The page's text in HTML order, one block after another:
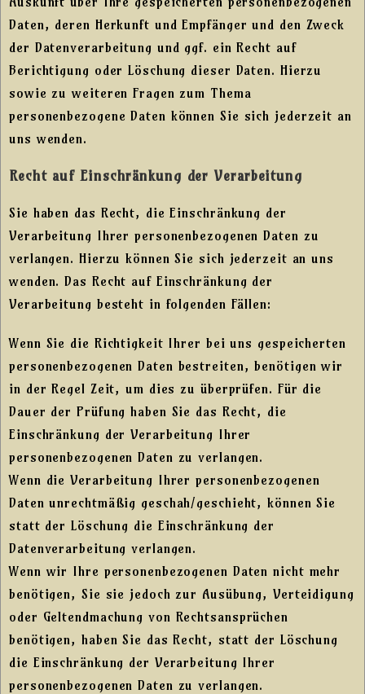
Daten, deren Herkunft und Empfänger und den Zweck
der Datenverarbeitung und ggf. ein Recht auf
Berichtigung oder Löschung dieser Daten. Hierzu
sowie zu weiteren Fragen zum Thema
personenbezogene Daten können Sie sich jederzeit an
uns wenden.
Recht auf Einschränkung der Verarbeitung
Sie haben das Recht, die Einschränkung der
Verarbeitung Ihrer personenbezogenen Daten zu
verlangen. Hierzu können Sie sich jederzeit an uns
wenden. Das Recht auf Einschränkung der
Verarbeitung besteht in folgenden Fällen:
Wenn Sie die Richtigkeit Ihrer bei uns gespeicherten
personenbezogenen Daten bestreiten, benötigen wir
in der Regel Zeit, um dies zu überprüfen. Für die
Dauer der Prüfung haben Sie das Recht, die
Einschränkung der Verarbeitung Ihrer
personenbezogenen Daten zu verlangen.
Wenn die Verarbeitung Ihrer personenbezogenen
Daten unrechtmäßig geschah/geschieht, können Sie
statt der Löschung die Einschränkung der
Datenverarbeitung verlangen.
Wenn wir Ihre personenbezogenen Daten nicht mehr
benötigen, Sie sie jedoch zur Ausübung, Verteidigung
oder Geltendmachung von Rechtsansprüchen
benötigen, haben Sie das Recht, statt der Löschung
die Einschränkung der Verarbeitung Ihrer
personenbezogenen Daten zu verlangen.